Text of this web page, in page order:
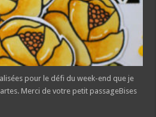
pour le défi du week-end que je
Merci de votre petit passageBises